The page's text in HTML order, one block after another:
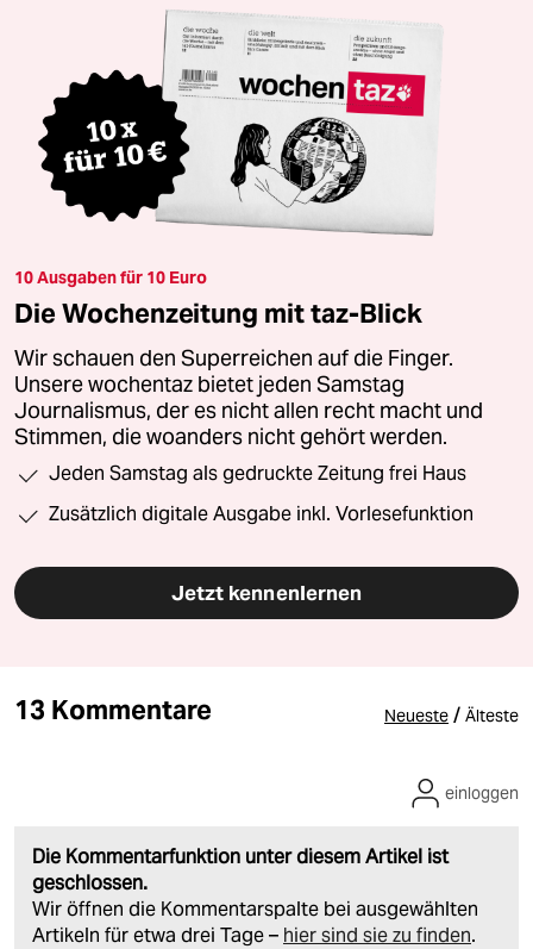
10 Ausgaben für 10 Euro
Die Wochenzeitung mit taz-Blick
Wir schauen den Superreichen auf die Finger.
Unsere wochentaz bietet jeden Samstag
Journalismus, der es nicht allen recht macht und
Stimmen, die woanders nicht gehört werden.
Jeden Samstag als gedruckte Zeitung frei Haus
Zusätzlich digitale Ausgabe inkl. Vorlesefunktion
Jetzt kennenlernen
13 Kommentare Neueste / Älteste
Die Kommentarfunktion unter diesem Artikel ist
geschlossen.
Wir öffnen die Kommentarspalte bei ausgewählten
Artikeln für etwa drei Tage – hier sind sie zu finden.
einloggen